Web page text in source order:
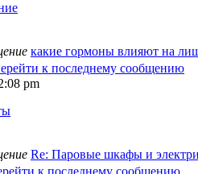
какие гормоны влияют на
к последнему сообщению
pm
Re: Паровые шкафы и